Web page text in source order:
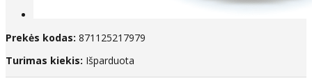
Prekės kodas: 871125217979
Turimas kiekis: Išparduota